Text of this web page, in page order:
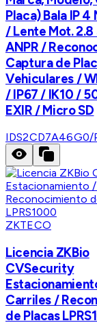
Placa) Bala IP
/ Lente Mot. 2.8
ANPR /
Captura de
Vehiculares /
/ IP67 / IK10 /
EXIR / Micro SD
IDS2CD7A46G0/
ZKTECO
Licencia ZKBio
CVSecurity
Carriles /
de Placas